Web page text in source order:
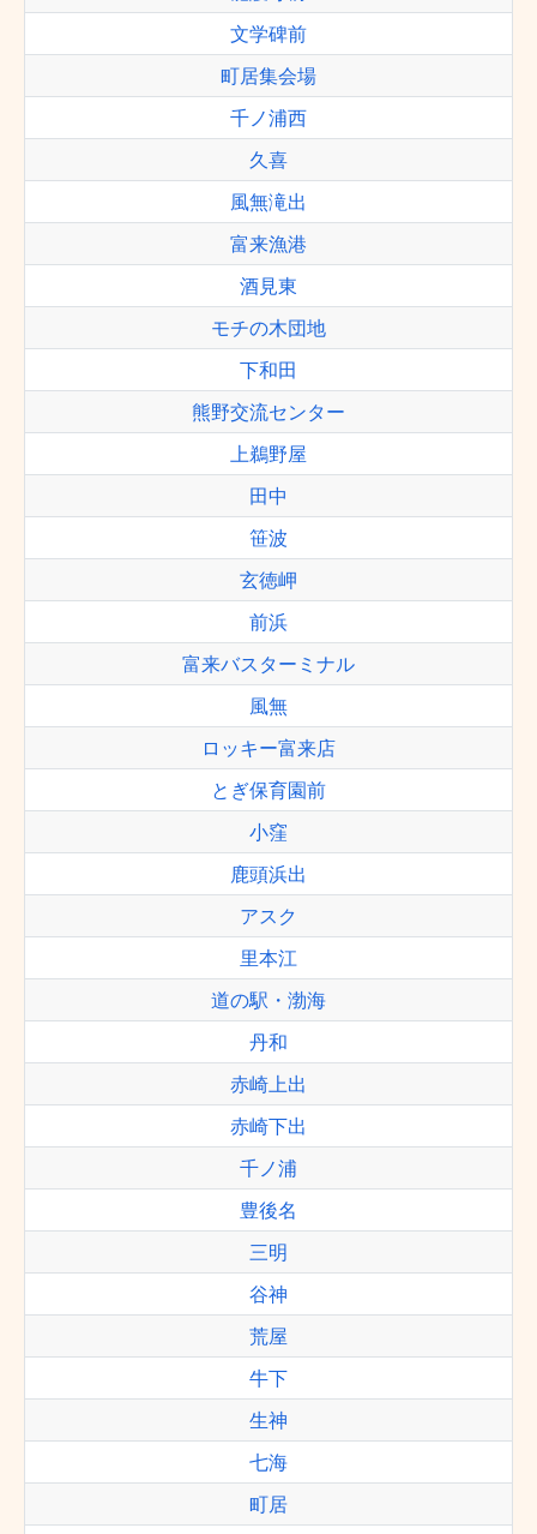
文学碑前
町居集会場
千ノ浦西
久喜
風無滝出
富来漁港
酒見東
モチの木団地
下和田
熊野交流センター
上鵜野屋
田中
笹波
玄徳岬
前浜
富来バスターミナル
風無
ロッキー富来店
とぎ保育園前
小窪
鹿頭浜出
アスク
里本江
道の駅・渤海
丹和
赤崎上出
赤崎下出
千ノ浦
豊後名
三明
谷神
荒屋
牛下
生神
七海
町居